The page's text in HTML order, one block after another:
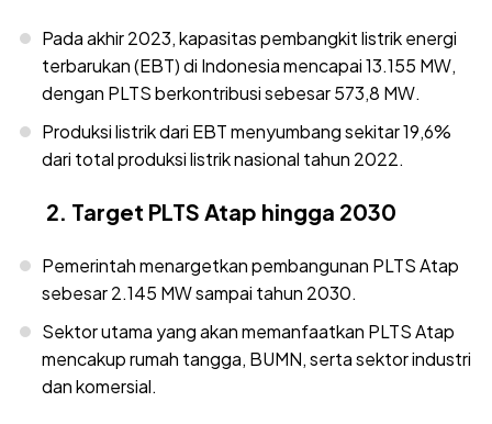
Pada akhir 2023, kapasitas pembangkit listrik energi
terbarukan (EBT) di Indonesia mencapai 13.155 MW,
dengan PLTS berkontribusi sebesar 573,8 MW.
Produksi listrik dari EBT menyumbang sekitar 19,6%
dari total produksi listrik nasional tahun 2022.
2. Target PLTS Atap hingga 2030
Pemerintah menargetkan pembangunan PLTS Atap
sebesar 2.145 MW sampai tahun 2030.
Sektor utama yang akan memanfaatkan PLTS Atap
mencakup rumah tangga, BUMN, serta sektor industri
dan komersial.